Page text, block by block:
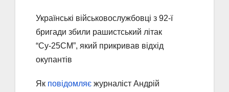
Українські військовослужбовці з 92-ї
бригади збили рашистський літак
“Су-25СМ”, який прикривав відхід
окупантів
Як повідомляє журналіст Андрій